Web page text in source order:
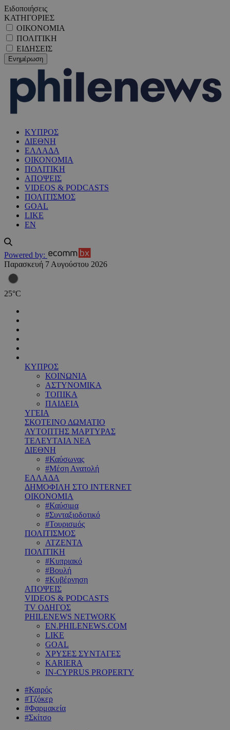
Ειδοποιήσεις
ΚΑΤΗΓΟΡΙΕΣ
ΟΙΚΟΝΟΜΙΑ
ΠΟΛΙΤΙΚΗ
ΕΙΔΗΣΕΙΣ
ΚΥΠΡΟΣ
ΔΙΕΘΝΗ
ΕΛΛΑΔΑ
ΟΙΚΟΝΟΜΙΑ
ΠΟΛΙΤΙΚΗ
ΑΠΟΨΕΙΣ
VIDEOS & PODCASTS
ΠΟΛΙΤΙΣΜΟΣ
GOAL
LIKE
EN
Powered by:
Παρασκευή 7 Αυγούστου 2026
25°C
ΚΥΠΡΟΣ
ΚΟΙΝΩΝΙΑ
ΑΣΤΥΝΟΜΙΚΑ
ΤΟΠΙΚΑ
ΠΑΙΔΕΙΑ
ΥΓΕΙΑ
ΣΚΟΤΕΙΝΟ ΔΩΜΑΤΙΟ
ΑΥΤΟΠΤΗΣ ΜΑΡΤΥΡΑΣ
ΤΕΛΕΥΤΑΙΑ ΝΕΑ
ΔΙΕΘΝΗ
#Καύσωνας
#Μέση Ανατολή
ΕΛΛΑΔΑ
ΔΗΜΟΦΙΛΗ ΣΤΟ INTERNET
ΟΙΚΟΝΟΜΙΑ
#Καύσιμα
#Συνταξιοδοτικό
#Τουρισμός
ΠΟΛΙΤΙΣΜΟΣ
ΑΤΖΕΝΤΑ
ΠΟΛΙΤΙΚΗ
#Κυπριακό
#Βουλή
#Κυβέρνηση
ΑΠΟΨΕΙΣ
VIDEOS & PODCASTS
TV ΟΔΗΓΟΣ
PHILENEWS NETWORK
EN.PHILENEWS.COM
LIKE
GOAL
ΧΡΥΣΕΣ ΣΥΝΤΑΓΕΣ
KARIERA
IN-CYPRUS PROPERTY
#Καιρός
#Τζόκερ
#Φαρμακεία
#Σκίτσο